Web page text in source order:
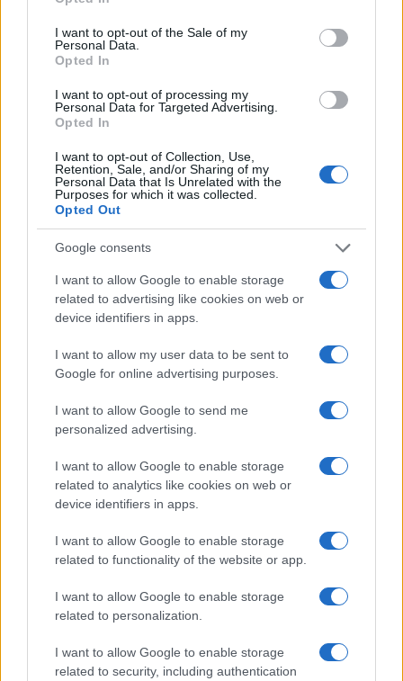
use your data for below specified purposes in below Google
consent section.
I want to opt-out of the Sale of my
Personal Data.
Opted In
I want to opt-out of processing my
Personal Data for Targeted Advertising.
Opted In
I want to opt-out of Collection, Use,
Retention, Sale, and/or Sharing of my
Personal Data that Is Unrelated with the
Purposes for which it was collected.
Opted Out
Google consents
I want to allow Google to enable storage
related to advertising like cookies on web or
device identifiers in apps.
I want to allow my user data to be sent to
Google for online advertising purposes.
I want to allow Google to send me
personalized advertising.
I want to allow Google to enable storage
related to analytics like cookies on web or
device identifiers in apps.
I want to allow Google to enable storage
related to functionality of the website or app.
I want to allow Google to enable storage
related to personalization.
I want to allow Google to enable storage
related to security, including authentication
NECROLOGIE
Mario Malu
Paolo Pinna
Martina Agostina Diturco
I nostri cari
I nostri cari